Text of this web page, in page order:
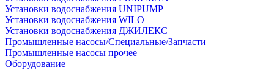
Установки водоснабжения UNIPUMP
Установки водоснабжения WILO
Установки водоснабжения ДЖИЛЕКС
Промышленные насосы/Специальные/Запчасти
Промышленные насосы прочее
Оборудование